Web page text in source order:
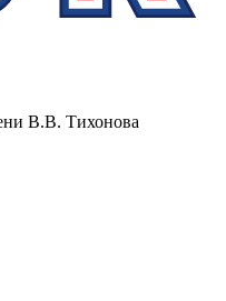
В.В. Тихонова